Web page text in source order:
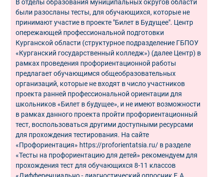
В отделы образования муниципальных округов области
были разосланы тесты, для обучающихся, которые не
принимают участие в проекте "Билет в Будущее". Центр
опережающей профессиональной подготовки
Курганской области (структурное подразделение ГБПОУ
«Курганский государственный колледж») (далее Центр) в
рамках проведения профориентационной работы
предлагает обучающимся общеобразовательных
организаций, которые не входят в число участников
проекта ранней профессиональной ориентации для
школьников «Билет в будущее», и не имеют возможности
в рамках данного проекта пройти профориентационный
тест, воспользоваться другими доступными ресурсами
для прохождения тестирования. На сайте
«Профориентация» https://proforientatsia.ru/ в разделе
«Тесты на профориентацию для детей» рекомендуем для
прохождения тест для обучающихся 8-11 классов